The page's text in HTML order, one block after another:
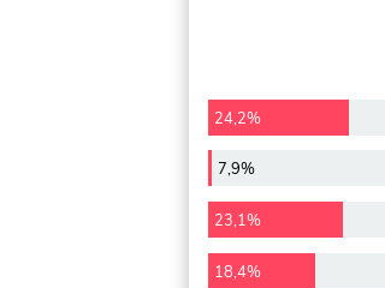
24,2%
7,9%
23,1%
18,4%